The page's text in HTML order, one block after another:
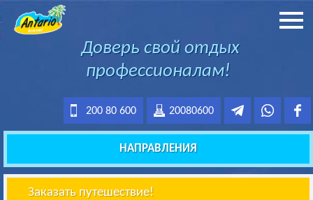
Доверь свой отдых
профессионалам!
20080600
200 80 600
НАПРАВЛЕНИЯ
Заказать путешествие!